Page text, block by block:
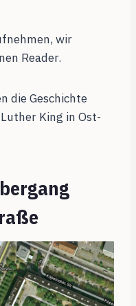
wir
Reader.
die Geschichte
King in Ost-